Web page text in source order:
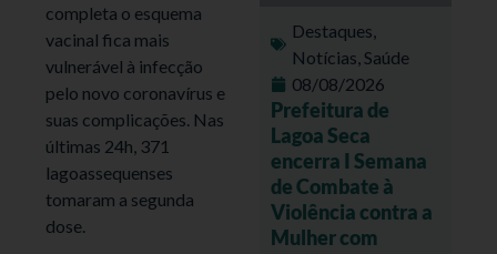
completa o esquema
vacinal fica mais
vulnerável à infecção
pelo novo coronavírus e
suas complicações. Nas
últimas 24h, 371
lagoassequenses
tomaram a segunda
dose.
Destaques,
Notícias,Saúde
08/08/2026
Prefeitura de
Lagoa Seca
encerra I Semana
de Combate à
Violência contra a
Mulher com